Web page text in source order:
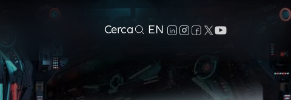
Cerca EN